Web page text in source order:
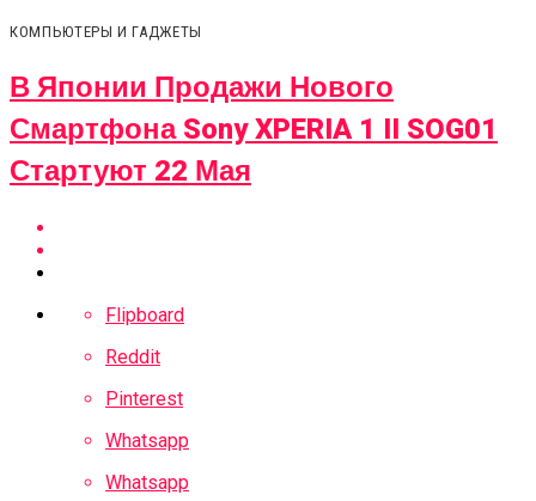
КОМПЬЮТЕРЫ И ГАДЖЕТЫ
В Японии Продажи Нового
Смартфона Sony XPERIA 1 II SOG01
Стартуют 22 Мая
Flipboard
Reddit
Pinterest
Whatsapp
Whatsapp